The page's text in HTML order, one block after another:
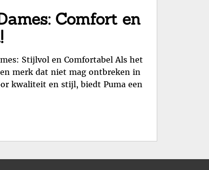
Comfort en
Stijlvol en Comfortabel Als het
merk dat niet mag ontbreken in
kwaliteit en stijl, biedt Puma een